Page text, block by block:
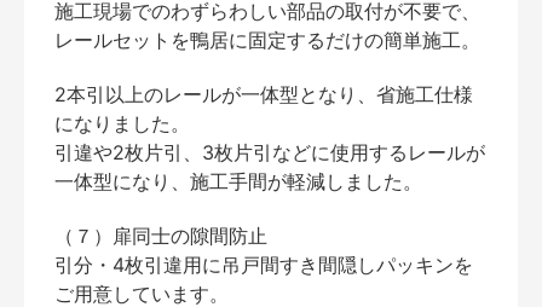
施工現場でのわずらわしい部品の取付が不要で、
レールセットを鴨居に固定するだけの簡単施工。
2本引以上のレールが一体型となり、省施工仕様
になりました。
引違や2枚片引、3枚片引などに使用するレールが
一体型になり、施工手間が軽減しました。
（７）扉同士の隙間防止
引分・4枚引違用に吊戸間すき間隠しパッキンを
ご用意しています。